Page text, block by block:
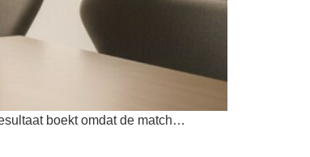
boekt omdat de match…